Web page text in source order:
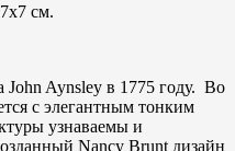
см.
Aynsley в 1775 году. Во
с элегантным тонким
узнаваемы и
Nancy Brunt дизайн